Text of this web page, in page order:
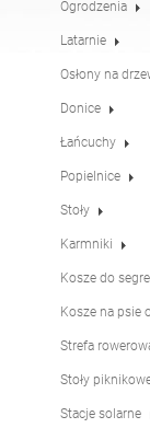
Stoły
Pergole
Osłony na
Łańcuchy
francuski
łotewski
rumuński
Ogrodzenia
Latarnie
Osłony na
Donice
Łańcuchy
Popielnice
Stoły
Karmniki
Kosze do
Kosze na psie
Strefa
Stoły
Stacje solarne